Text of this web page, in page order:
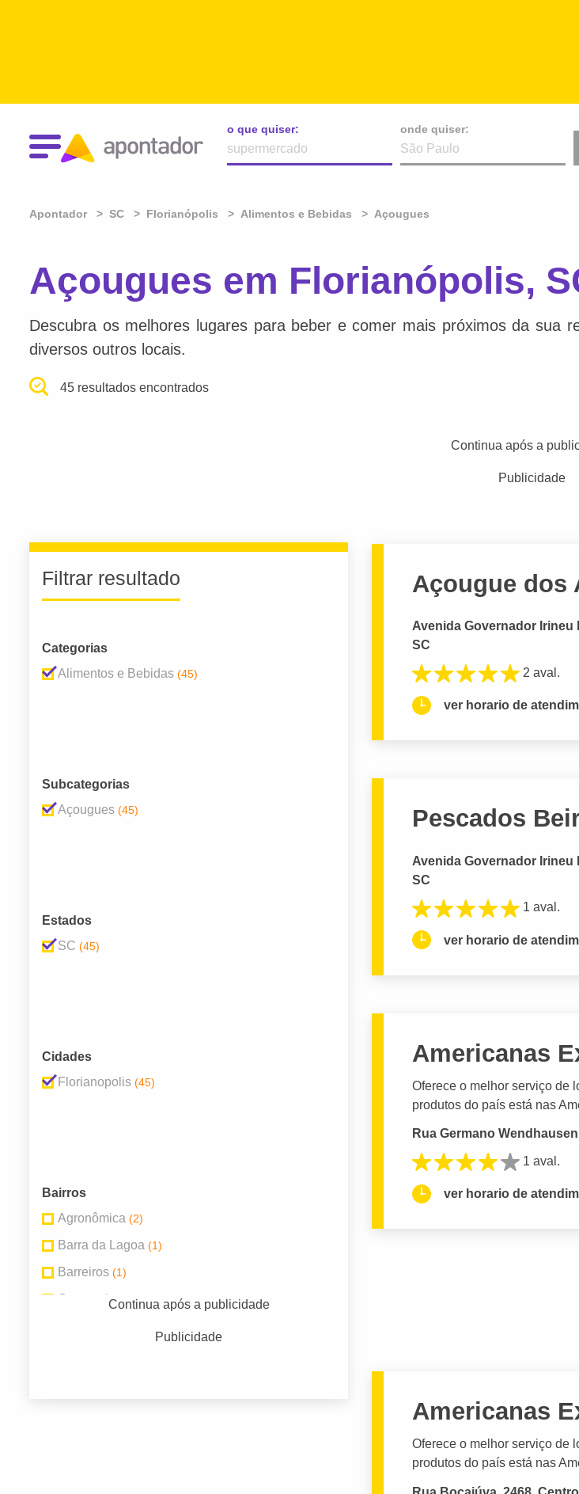
o que quiser:
onde quiser:
Apontador SC Florianópolis Alimentos e Bebidas Açougues
Açougues em Florianópolis,
Descubra os melhores lugares para beber e comer mais próximos da sua
diversos outros locais.
45 resultados encontrados
Continua após a
Publicidade
Filtrar resultado
Categorias
Alimentos e Bebidas (45)
Subcategorias
Açougues (45)
Estados
SC (45)
Cidades
Florianopolis (45)
Bairros
Agronômica (2)
Barra da Lagoa (1)
Barreiros (1)
Campeche(3)
Continua após a publicidade
Publicidade
Açougue dos
Avenida Governador
SC
2 aval.
ver horario de
Pescados
Avenida Governador
SC
1 aval.
ver horario de
Americanas
Oferece o melhor serviço de
produtos do país está nas
Rua Germano
1 aval.
ver horario de
Americanas
Oferece o melhor serviço de
produtos do país está nas